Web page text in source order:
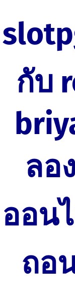
content
กับ
ลอ
ออน
ถอ